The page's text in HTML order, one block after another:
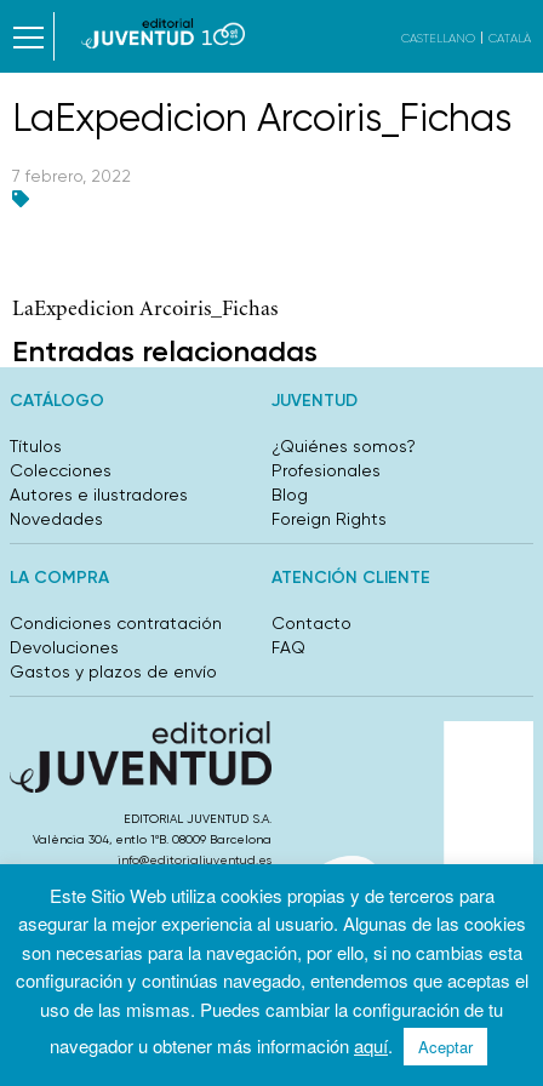
CASTELLANO CATALÀ
LaExpedicion Arcoiris_Fichas
7 febrero, 2022
LaExpedicion Arcoiris_Fichas
Entradas relacionadas
CATÁLOGO
Títulos
Colecciones
Autores e ilustradores
Novedades
JUVENTUD
¿Quiénes somos?
Profesionales
Blog
Foreign Rights
LA COMPRA
Condiciones contratación
Devoluciones
Gastos y plazos de envío
ATENCIÓN CLIENTE
Contacto
FAQ
EDITORIAL JUVENTUD S.A.
València 304, entlo 1ºB. 08009 Barcelona
info@editorialjuventud.es
Condiciones
Política de
Política de
Este Sitio Web utiliza cookies propias y de terceros para
asegurar la mejor experiencia al usuario. Algunas de las cookies
son necesarias para la navegación, por ello, si no cambias esta
configuración y continúas navegado, entendemos que aceptas el
uso de las mismas. Puedes cambiar la configuración de tu
navegador u obtener más informaciónaquí. Aceptar